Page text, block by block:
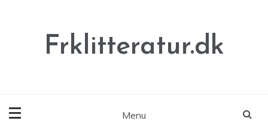
Frklitteratur.dk
Menu